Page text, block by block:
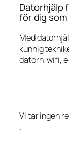
Datorhjälp
för dig som
Med
kunnig
datorn, wifi,
Vi tar ingen
.